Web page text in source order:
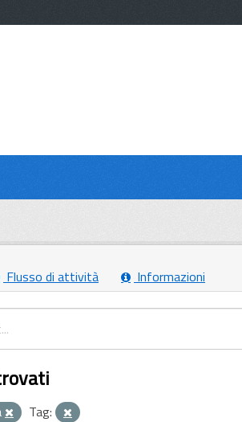
Flusso di attività Informazioni
Tag: